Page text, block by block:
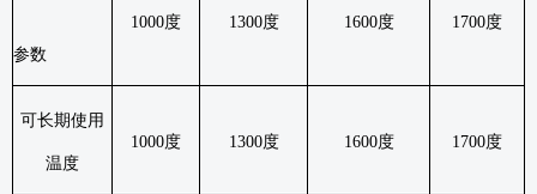
参数
1000度 1300度 1600度 1700度
可长期使用
温度
1000度 1300度 1600度 1700度